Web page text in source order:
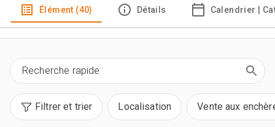
Élément (40) Détails Calendrier |
Filtrer et trier Localisation Vente aux